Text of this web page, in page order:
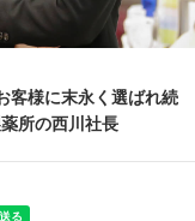
客様に末永く選ばれ続
所の西川社長